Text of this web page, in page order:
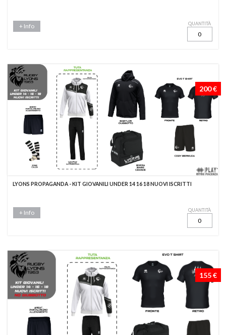
+ Info QUANTITÀ
200 €
LYONS PROPAGANDA - KIT GIOVANILI UNDER 14 16 18 NUOVI ISCRITTI
+ Info QUANTITÀ
155 €